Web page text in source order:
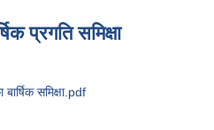
प्रगति समिक्षा
समिक्षा.pdf